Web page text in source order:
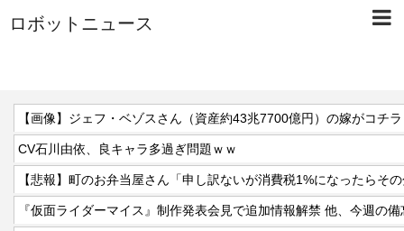
ロボットニュース
【画像】ジェフ・ベゾスさん（資産約43兆7700億円）の嫁がコチ
CV石川由依、良キャラ多過ぎ問題ｗｗ